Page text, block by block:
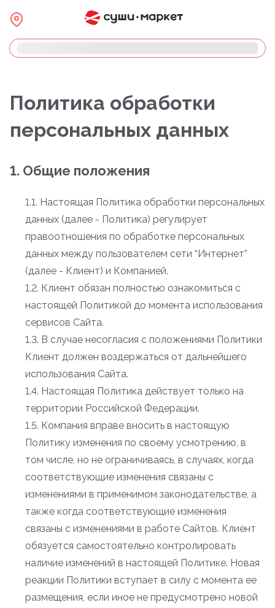
Политика обработки
персональных данных
1. Общие положения
1.1. Настоящая Политика обработки персональных
данных (далее - Политика) регулирует
правоотношения по обработке персональных
данных между пользователем сети “Интернет”
(далее - Клиент) и Компанией.
1.2. Клиент обязан полностью ознакомиться с
настоящей Политикой до момента использования
сервисов Сайта.
1.3. В случае несогласия с положениями Политики
Клиент должен воздержаться от дальнейшего
использования Сайта.
1.4. Настоящая Политика действует только на
территории Российской Федерации.
1.5. Компания вправе вносить в настоящую
Политику изменения по своему усмотрению, в
том числе, но не ограничиваясь, в случаях, когда
соответствующие изменения связаны с
изменениями в применимом законодательстве, а
также когда соответствующие изменения
связаны с изменениями в работе Сайтов. Клиент
обязуется самостоятельно контролировать
наличие изменений в настоящей Политике. Новая
реакции Политики вступает в силу с момента ее
размещения, если иное не предусмотрено новой